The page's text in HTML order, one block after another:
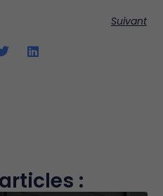
Suivant
: